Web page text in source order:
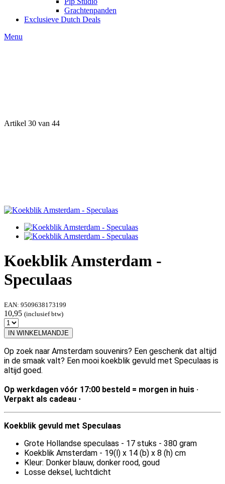
Grachtenpanden
Exclusieve Dutch Deals
Menu
Artikel 30 van 44
Koekblik Amsterdam -
Speculaas
EAN: 9509638173199
10,95 (inclusief btw)
IN WINKELMANDJE
Op zoek naar Amsterdam souvenirs? Een geschenk dat altijd
in de smaak valt? Een mooi koekblik gevuld met Speculaas is
altijd goed.
Op werkdagen vóór 17:00 besteld = morgen in huis ·
Verpakt als cadeau ·
Koekblik gevuld met Speculaas
Grote Hollandse speculaas - 17 stuks - 380 gram
Koekblik Amsterdam - 19(l) x 14 (b) x 8 (h) cm
Kleur: Donker blauw, donker rood, goud
Losse deksel, luchtdicht